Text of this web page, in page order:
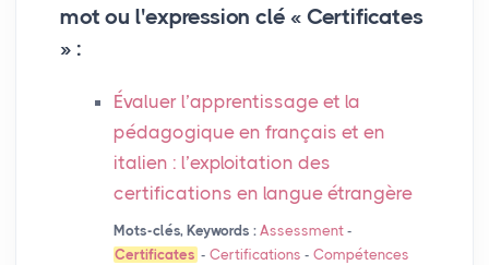
mot ou l'expression clé « Certificates
» :
Évaluer l’apprentissage et la
pédagogique en français et en
italien : l’exploitation des
certifications en langue étrangère
Mots-clés, Keywords : Assessment-
Certificates - Certifications - Compétences